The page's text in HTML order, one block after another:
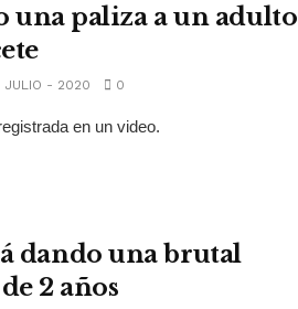
una paliza a un adulto
JULIO - 2020 0
en un video.
dando una brutal
2 años